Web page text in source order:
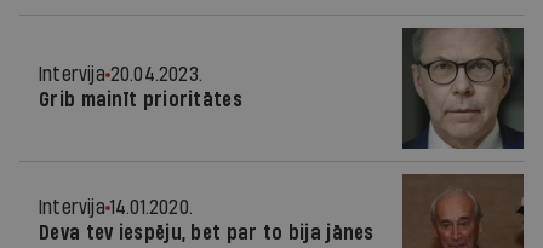
Intervija 20.04.2023.
Grib mainīt prioritātes
Intervija 14.01.2020.
Deva tev iespēju, bet par to bija jānes